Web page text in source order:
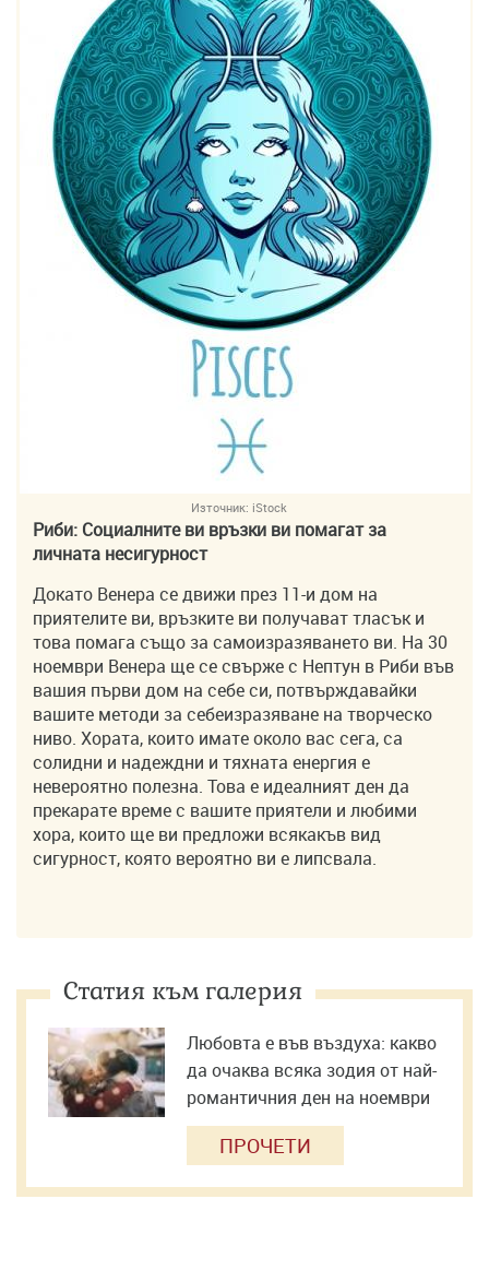
Източник: iStock
Риби: Социалните ви връзки ви помагат за
личната несигурност
Докато Венера се движи през 11-и дом на
приятелите ви, връзките ви получават тласък и
това помага също за самоизразяването ви. На 30
ноември Венера ще се свърже с Нептун в Риби във
вашия първи дом на себе си, потвърждавайки
вашите методи за себеизразяване на творческо
ниво. Хората, които имате около вас сега, са
солидни и надеждни и тяхната енергия е
невероятно полезна. Това е идеалният ден да
прекарате време с вашите приятели и любими
хора, които ще ви предложи всякакъв вид
сигурност, която вероятно ви е липсвала.
Статия към галерия
Любовта е във въздуха: какво
да очаква всяка зодия от най-
романтичния ден на ноември
ПРОЧЕТИ